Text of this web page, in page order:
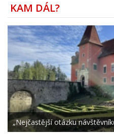
KAM DÁL?
„Nejčastější otázku